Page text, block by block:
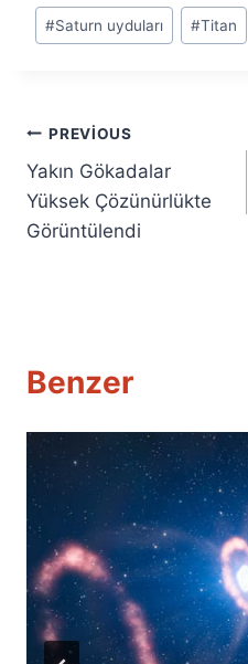
#Saturn uyduları #Titan
Yazı
gezinmesi
PREVIOUS
Yakın Gökadalar
Yüksek Çözünürlükte
Görüntülendi
Benzer